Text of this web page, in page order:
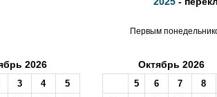
Первым
2026
3 4
5
Октябрь 2026
5 6 7
8